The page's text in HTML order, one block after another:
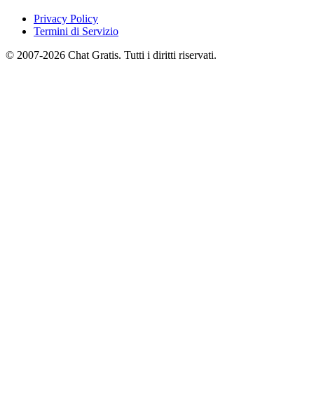
Privacy Policy
Termini di Servizio
© 2007-2026 Chat Gratis. Tutti i diritti riservati.